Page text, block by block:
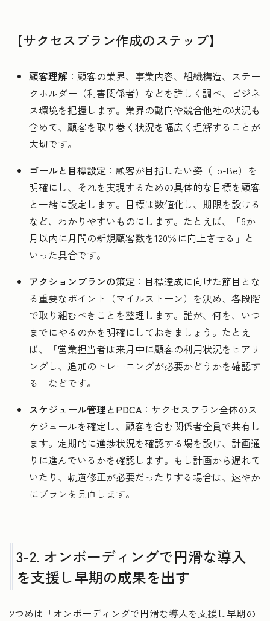
【サクセスプラン作成のステップ】
顧客理解 ：顧客の業界、事業内容、組織構造、ステー
クホルダー（利害関係者）などを詳しく調べ、ビジネ
ス環境を把握します。業界の動向や競合他社の状況も
含めて、顧客を取り巻く状況を幅広く理解することが
大切です。
ゴールと目標設定 ：顧客が目指したい姿（To-Be）を
明確にし、それを実現するための具体的な目標を顧客
と一緒に設定します。目標は数値化し、期限を設ける
など、わかりやすいものにします。たとえば、「6か
月以内に月間の新規顧客数を120％に向上させる」と
いった具合です。
アクションプランの策定 ：目標達成に向けた節目とな
る重要なポイント（マイルストーン）を決め、各段階
で取り組むべきことを整理します。誰が、何を、いつ
までにやるのかを明確にしておきましょう。たとえ
ば、「営業担当者は来月中に顧客の利用状況をヒアリ
ングし、追加のトレーニングが必要かどうかを確認す
る」などです。
スケジュール管理とPDCA ：サクセスプラン全体のス
ケジュールを確定し、顧客を含む関係者全員で共有し
ます。定期的に進捗状況を確認する場を設け、計画通
りに進んでいるかを確認します。もし計画から遅れて
いたり、軌道修正が必要だったりする場合は、速やか
にプランを見直します。
3-2. オンボーディングで円滑な導入
を支援し早期の成果を出す
2つめは「オンボーディングで円滑な導入を支援し早期の